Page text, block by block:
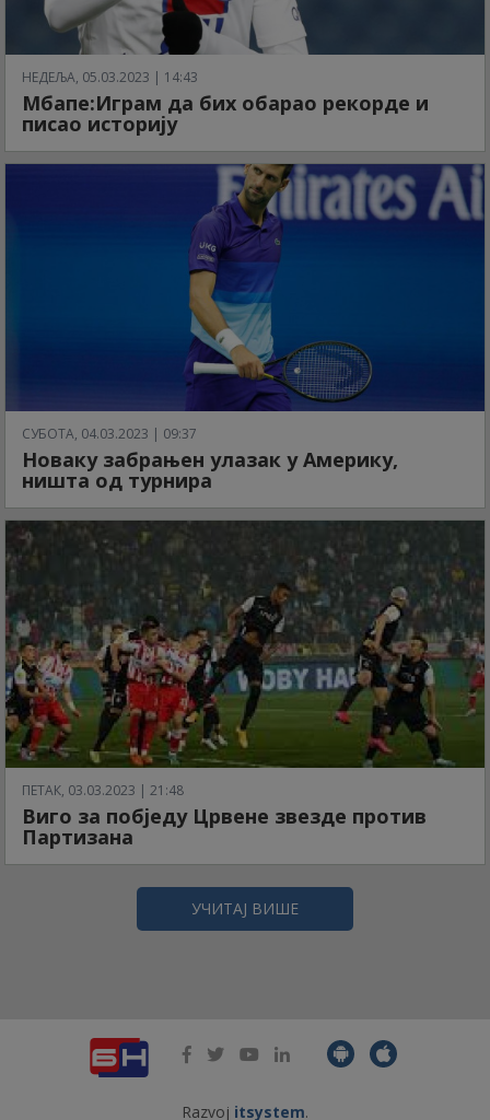
НЕДЕЉА, 05.03.2023 | 14:43
Мбапе:Играм да бих обарао рекорде и
писао историју
СУБОТА, 04.03.2023 | 09:37
Новаку забрањен улазак у Америку,
ништа од турнира
ПЕТАК, 03.03.2023 | 21:48
Виго за побједу Црвене звезде против
Партизана
УЧИТАЈ ВИШЕ
Razvoj itsystem.